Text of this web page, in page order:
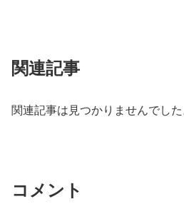
関連記事
関連記事は見つかりませんでした
コメント